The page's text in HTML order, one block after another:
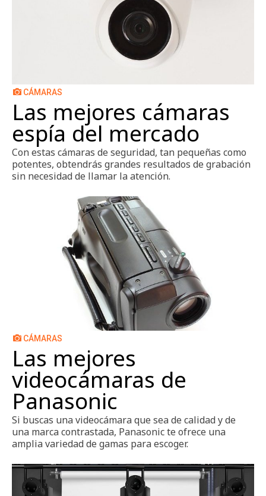
CÁMARAS
Las mejores cámaras
espía del mercado
Con estas cámaras de seguridad, tan pequeñas como
potentes, obtendrás grandes resultados de grabación
sin necesidad de llamar la atención.
CÁMARAS
Las mejores
videocámaras de
Panasonic
Si buscas una videocámara que sea de calidad y de
una marca contrastada, Panasonic te ofrece una
amplia variedad de gamas para escoger.